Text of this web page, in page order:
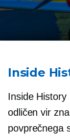
Inside
Inside History
odličen vir
povprečnega